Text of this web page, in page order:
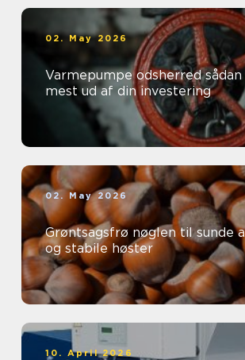
02. May 2026
Varmepumpe odsherred sådan får du
mest ud af din investering
02. May 2026
Grøntsagsfrø nøglen til sunde afgrøder
og stabile høster
10. April 2026